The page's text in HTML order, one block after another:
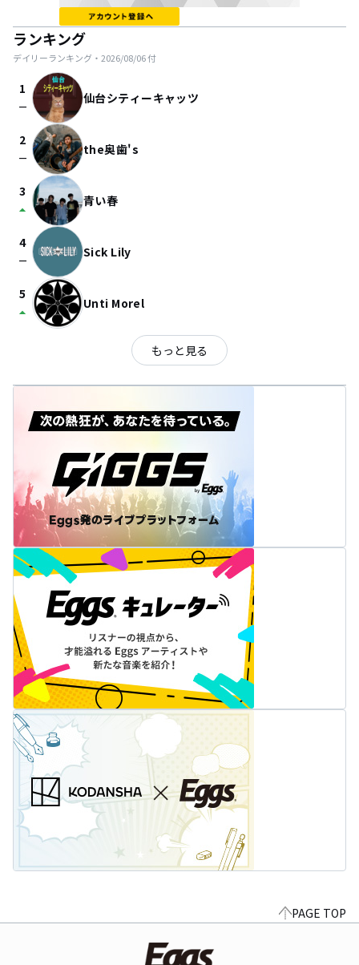
ランキング
デイリーランキング・ 2026/08/06付
1
check_indeterminate_small 仙台シティーキャッツ
2
check_indeterminate_small the奥歯's
3
arrow_drop_up 青い春
4
check_indeterminate_small Sick Lily
5
arrow_drop_up Unti Morel
もっと見る
PAGE TOP